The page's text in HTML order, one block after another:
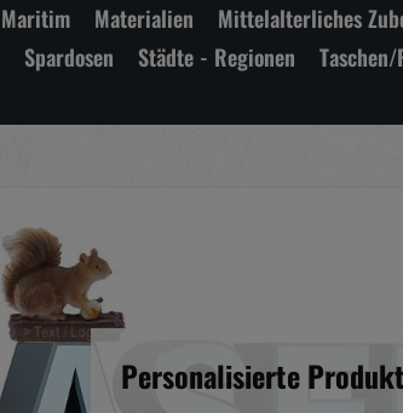
Maritim Materialien Mittelalterliches
Spardosen Städte - Regionen
Personalisierte